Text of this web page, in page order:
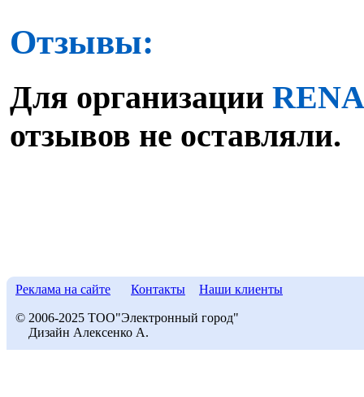
Отзывы:
Для организации
отзывов не оставляли.
Реклама на сайте Контакты Наши клиенты
© 2006-2025 ТОО"Электронный город"
Дизайн Алексенко А.